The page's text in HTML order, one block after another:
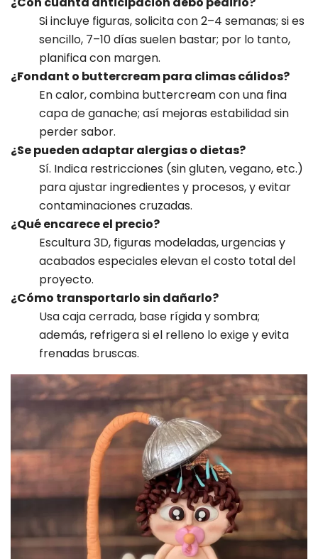
Si incluye figuras, solicita con 2–4 semanas; si es
sencillo, 7–10 días suelen bastar; por lo tanto,
planifica con margen.
¿Fondant o buttercream para climas cálidos?
En calor, combina buttercream con una fina
capa de ganache; así mejoras estabilidad sin
perder sabor.
¿Se pueden adaptar alergias o dietas?
Sí. Indica restricciones (sin gluten, vegano, etc.)
para ajustar ingredientes y procesos, y evitar
contaminaciones cruzadas.
¿Qué encarece el precio?
Escultura 3D, figuras modeladas, urgencias y
acabados especiales elevan el costo total del
proyecto.
¿Cómo transportarlo sin dañarlo?
Usa caja cerrada, base rígida y sombra;
además, refrigera si el relleno lo exige y evita
frenadas bruscas.